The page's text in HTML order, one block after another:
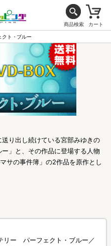
商品検索 カート
クト・ブルー
り出し続けている宮部みゆきの
」と、その作品に登場する人物
サの事件簿」の2作品を原作とし
リー パーフェクト・ブルー／